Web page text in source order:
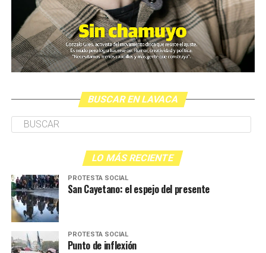
BUSCAR EN LAVACA
LO MÁS RECIENTE
PROTESTA SOCIAL
San Cayetano: el espejo del presente
PROTESTA SOCIAL
Punto de inflexión